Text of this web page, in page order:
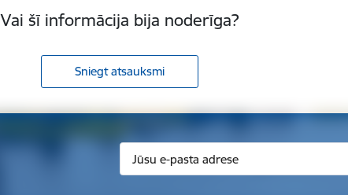
Vai šī informācija bija noderīga?
Sniegt atsauksmi